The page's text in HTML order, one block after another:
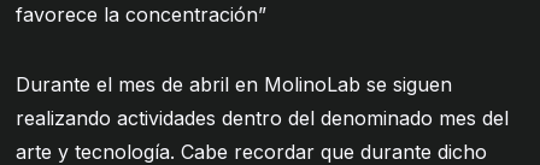
favorece la concentración”
Durante el mes de abril en MolinoLab se siguen
realizando actividades dentro del denominado mes del
arte y tecnología. Cabe recordar que durante dicho